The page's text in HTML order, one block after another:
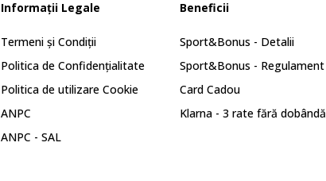
Informații Legale
Termeni și Condiții
Politica de Confidențialitate
Politica de utilizare Cookie
ANPC
ANPC - SAL
Beneficii
Sport&Bonus - Detalii
Sport&Bonus - Regulament
Card Cadou
Klarna - 3 rate fără dobândă